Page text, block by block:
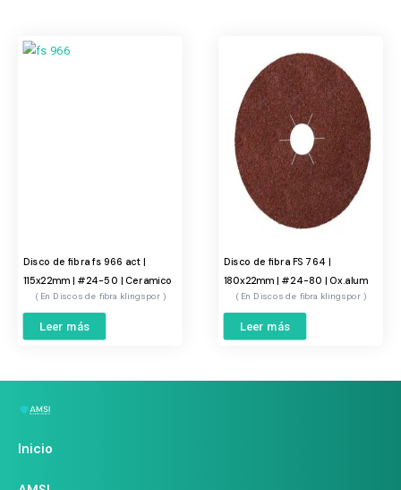
Disco de fibra fs 966 act |
115x22mm | #24-50 | Ceramico
Discos de fibra klingspor
Leer más
Disco de fibra FS 764 |
180x22mm | #24-80 | Ox.alum
Discos de fibra klingspor
Leer más
Inicio